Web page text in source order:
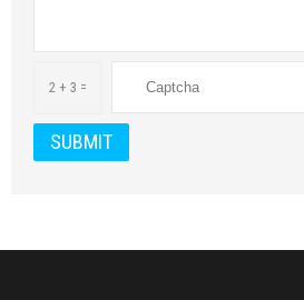
2 + 3 =